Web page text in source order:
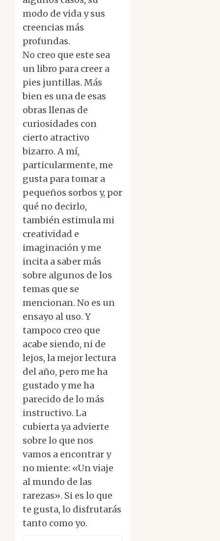
modo de vida y sus
creencias más
profundas.
No creo que este sea
un libro para creer a
pies juntillas. Más
bien es una de esas
obras llenas de
curiosidades con
cierto atractivo
bizarro. A mí,
particularmente, me
gusta para tomar a
pequeños sorbos y, por
qué no decirlo,
también estimula mi
creatividad e
imaginación y me
incita a saber más
sobre algunos de los
temas que se
mencionan. No es un
ensayo al uso. Y
tampoco creo que
acabe siendo, ni de
lejos, la mejor lectura
del año, pero me ha
gustado y me ha
parecido de lo más
instructivo. La
cubierta ya advierte
sobre lo que nos
vamos a encontrar y
no miente: «Un viaje
al mundo de las
rarezas». Si es lo que
te gusta, lo disfrutarás
tanto como yo.